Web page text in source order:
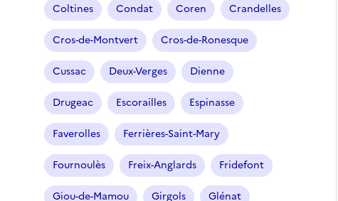
Coltines Condat Coren Crandelles
Cros-de-Montvert Cros-de-Ronesque
Cussac Deux-Verges Dienne
Drugeac Escorailles Espinasse
Faverolles Ferrières-Saint-Mary
Fournoulès Freix-Anglards Fridefont
Giou-de-Mamou Girgols Glénat